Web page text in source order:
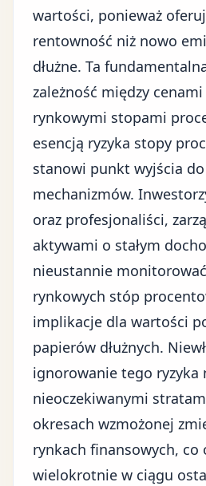
wartości, ponieważ
rentowność niż nowo
dłużne. Ta
zależność między
rynkowymi stopami
esencją ryzyka stopy
stanowi punkt wyjścia
mechanizmów.
oraz profesjonaliści,
aktywami o stałym
nieustannie
rynkowych stóp
implikacje dla wartości
papierów dłużnych.
ignorowanie tego ryzyka
nieoczekiwanymi
okresach wzmożonej
rynkach finansowych, co
wielokrotnie w ciągu